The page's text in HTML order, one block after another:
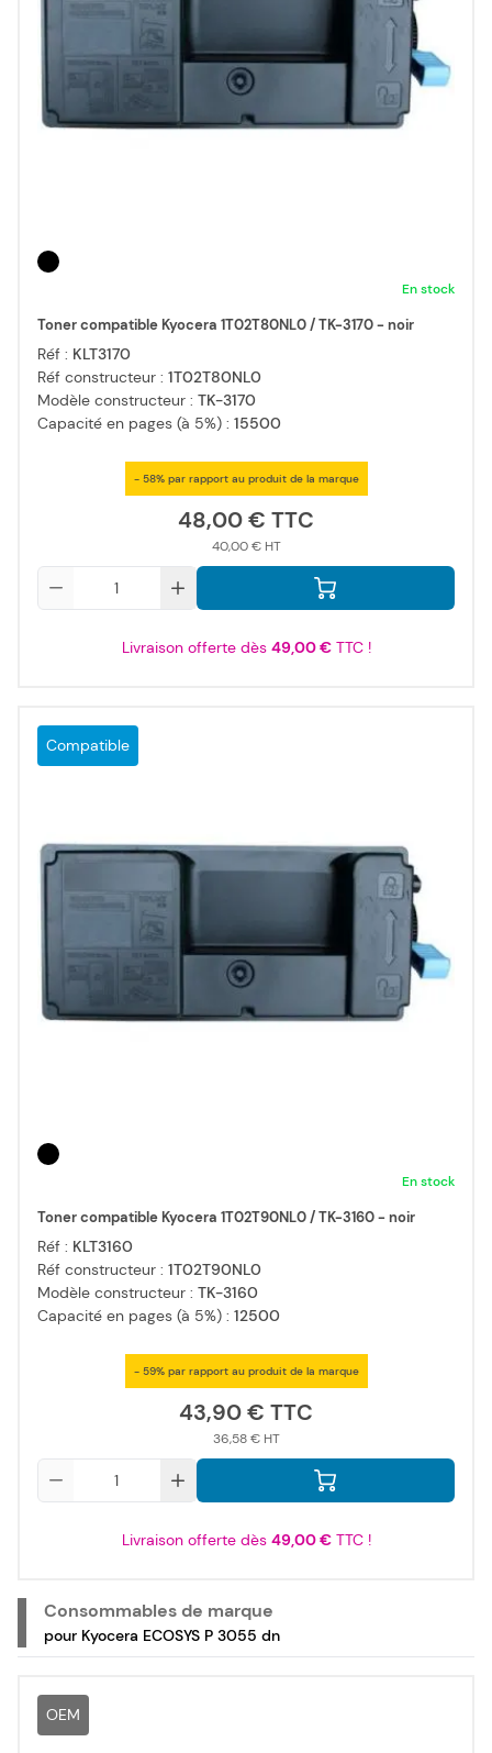
En stock
Toner compatible Kyocera 1T02T80NL0 / TK-3170 - noir
Réf : KLT3170
Réf constructeur : 1T02T80NL0
Modèle constructeur : TK-3170
Capacité en pages (à 5%) : 15500
- 58% par rapport au produit de la marque
48,00 €
40,00 €
Livraison offerte dès 49,00 €TTC !
Compatible
En stock
Toner compatible Kyocera 1T02T90NL0 / TK-3160 - noir
Réf : KLT3160
Réf constructeur : 1T02T90NL0
Modèle constructeur : TK-3160
Capacité en pages (à 5%) : 12500
- 59% par rapport au produit de la marque
43,90 €
36,58 €
Livraison offerte dès 49,00 €TTC !
Consommables de marque
pour Kyocera ECOSYS P 3055 dn
OEM